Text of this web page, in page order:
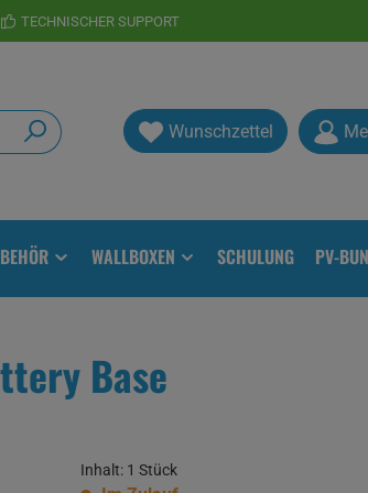
TECHNISCHER SUPPORT
Wunschzettel Du hast 0
WALLBOXEN SCHULUNG PV-
Base
Inhalt: 1 Stück